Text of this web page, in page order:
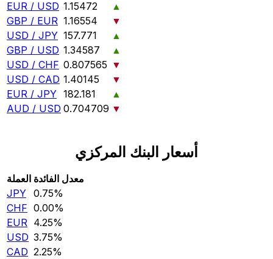
EUR / USD 1.15472
▲
GBP / EUR 1.16554
▼
USD / JPY 157.771
▲
GBP / USD 1.34587
▲
USD / CHF 0.807565 ▼
USD / CAD 1.40145
▼
EUR / JPY 182.181
▲
AUD / USD 0.704709 ▼
أسعار البنك المركزي
العملة معدل الفائدة
JPY 0.75‎%‎
CHF 0.00‎%‎
EUR 4.25‎%‎
USD 3.75‎%‎
CAD 2.25‎%‎